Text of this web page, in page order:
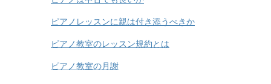
ピアノレッスンに親は付き添うべきか
ピアノ教室のレッスン規約とは
ピアノ教室の月謝